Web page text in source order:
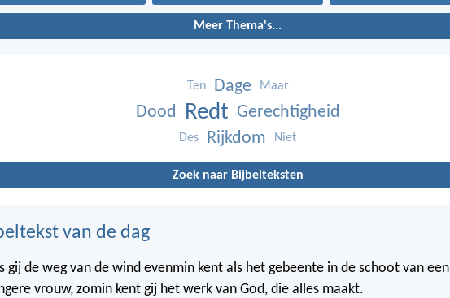
Meer Thema's...
Ten Dage Maar
Dood Redt Gerechtigheid
Des Rijkdom Niet
Zoek naar Bijbelteksten
van de dag
gij de weg van de wind evenmin kent als het gebeente in de schoot van een
vrouw, zomin kent gij het werk van God, die alles maakt.